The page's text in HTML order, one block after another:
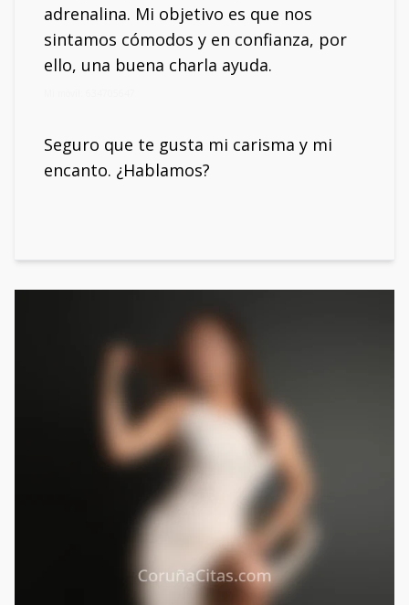
adrenalina. Mi objetivo es que nos
sintamos cómodos y en confianza, por
ello, una buena charla ayuda.
Seguro que te gusta mi carisma y mi
encanto. ¿Hablamos?